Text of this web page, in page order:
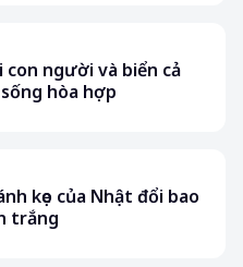
con người và biển cả
hòa hợp
kẹo của Nhật đổi bao
trắng